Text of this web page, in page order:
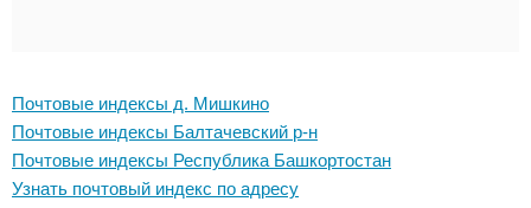
Почтовые индексы д. Мишкино
Почтовые индексы Балтачевский р-н
Почтовые индексы Республика Башкортостан
Узнать почтовый индекс по адресу